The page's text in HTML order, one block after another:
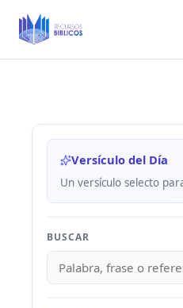
Versículo del Día
Un versículo selecto
BUSCAR